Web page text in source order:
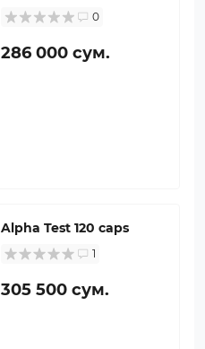
0
286 000 сум.
Alpha Test 120 caps
1
305 500 сум.